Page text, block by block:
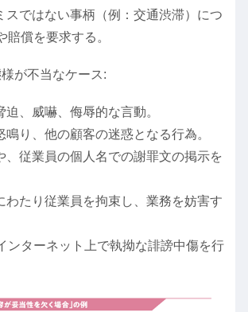
スではない事柄（例：交通渋滞）につ
賠償を要求する。
様が不当なケース:
迫、威嚇、侮辱的な言動。
鳴り、他の顧客の迷惑となる行為。
、従業員の個人名での謝罪文の掲示を
わたり従業員を拘束し、業務を妨害す
ンターネット上で執拗な誹謗中傷を行